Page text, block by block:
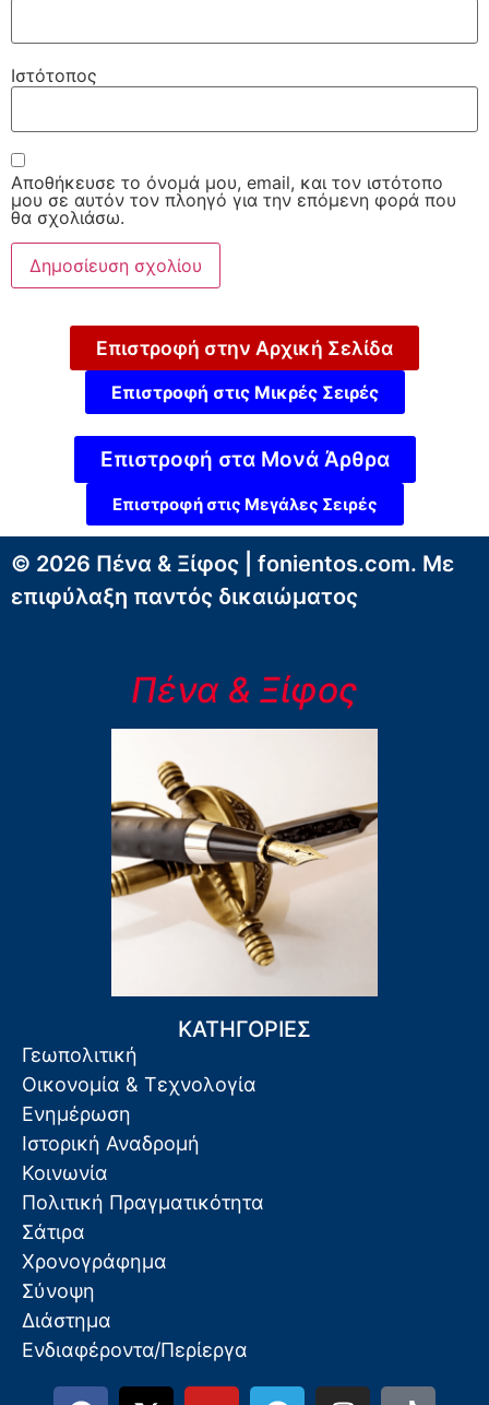
Ιστότοπος
Αποθήκευσε το όνομά μου, email, και τον ιστότοπο
μου σε αυτόν τον πλοηγό για την επόμενη φορά που
θα σχολιάσω.
Επιστροφή στην Αρχική Σελίδα
Επιστροφή στις Μικρές Σειρές
Επιστροφή στα Μονά Άρθρα
Επιστροφή στις Μεγάλες Σειρές
© 2026 Πένα & Ξίφος | fonientos.com. Με
επιφύλαξη παντός δικαιώματος
Πένα & Ξίφος
ΚΑΤΗΓΟΡΙΕΣ
Γεωπολιτική
Οικονομία & Τεχνολογία
Ενημέρωση
Ιστορική Αναδρομή
Κοινωνία
Πολιτική Πραγματικότητα
Σάτιρα
Χρονογράφημα
Σύνοψη
Διάστημα
Ενδιαφέροντα/Περίεργα